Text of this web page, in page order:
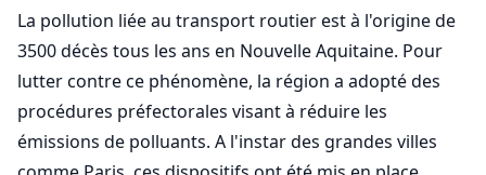
La pollution liée au transport routier est à l'origine de
3500 décès tous les ans en Nouvelle Aquitaine. Pour
lutter contre ce phénomène, la région a adopté des
procédures préfectorales visant à réduire les
émissions de polluants. A l'instar des grandes villes